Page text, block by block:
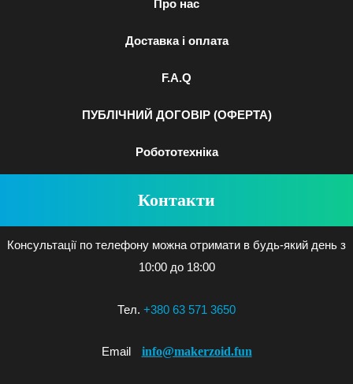
Про нас
Доставка і оплата
F.A.Q
ПУБЛІЧНИЙ ДОГОВІР (ОФЕРТА)
Робототехніка
Контакти
Консультації по телефону можна отримати в будь-який день з
10:00 до 18:00
Тел. +380 63 571 3650
Email info@makerzoid.fun